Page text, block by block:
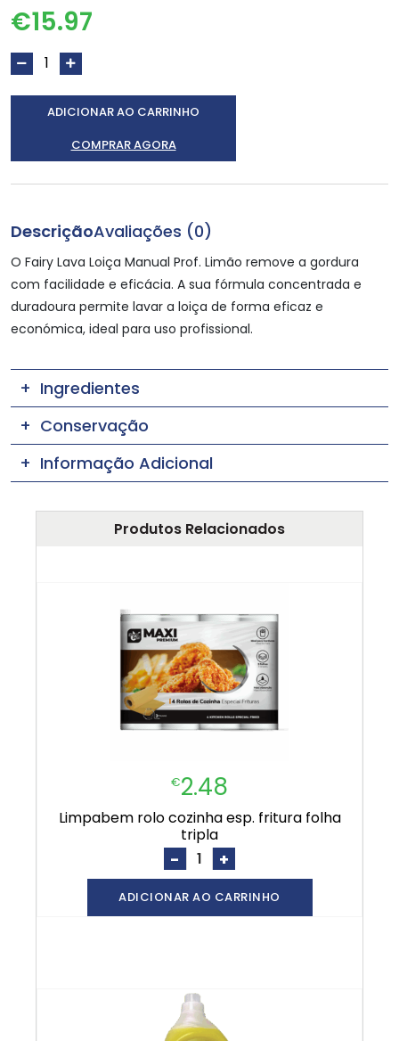
€15.97
ADICIONAR AO CARRINHO
COMPRAR AGORA
DescriçãoAvaliações (0)
O Fairy Lava Loiça Manual Prof. Limão remove a gordura
com facilidade e eficácia. A sua fórmula concentrada e
duradoura permite lavar a loiça de forma eficaz e
económica, ideal para uso profissional.
Ingredientes
Conservação
Informação Adicional
Produtos Relacionados
€2.48
limpabem rolo cozinha esp. fritura folha
tripla
- +
ADICIONAR AO CARRINHO